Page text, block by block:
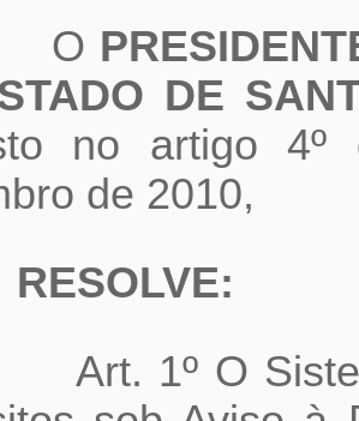
O
DE
no artigo
de 2010,
RESOLVE:
Art. 1º O